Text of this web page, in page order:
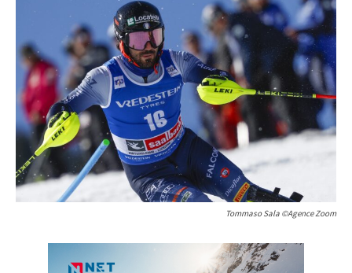
Tommaso Sala ©Agence Zoom